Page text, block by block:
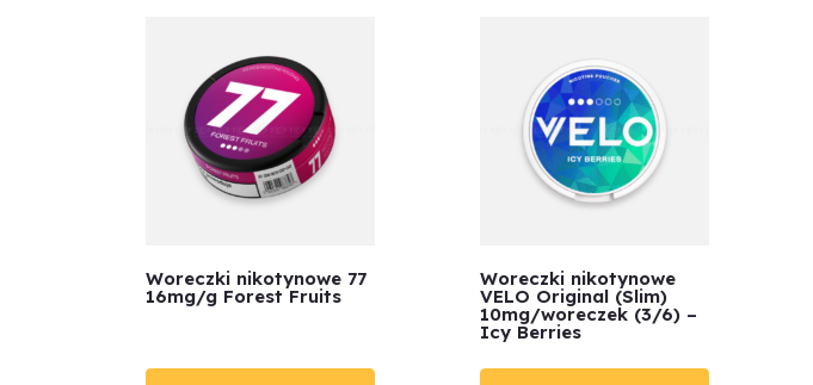
Woreczki nikotynowe 77
16mg/g Forest Fruits
Woreczki nikotynowe
VELO Original (Slim)
10mg/woreczek (3/6) –
Icy Berries